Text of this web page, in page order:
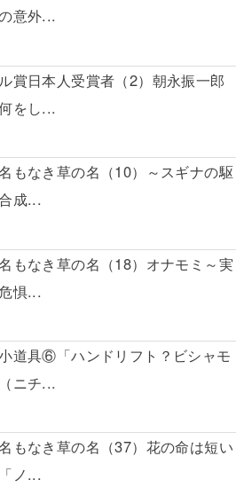
意外...
賞日本人受賞者（2）朝永振一郎
をし...
もなき草の名（10）～スギナの駆
成...
もなき草の名（18）オナモミ～実
惧...
道具⑥「ハンドリフト？ビシャモ
ニチ...
もなき草の名（37）花の命は短い
ノ...